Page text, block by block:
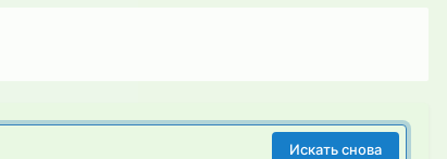
Искать снова